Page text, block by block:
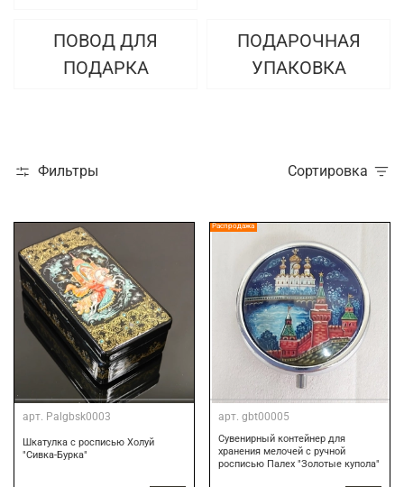
ПОВОД ДЛЯ
ПОДАРКА
ПОДАРОЧНАЯ
УПАКОВКА
Фильтры Сортировка
арт. Palgbsk0003
Шкатулка с росписью Холуй
"Сивка-Бурка"
Распродажа
арт. gbt00005
Сувенирный контейнер для
хранения мелочей с ручной
росписью Палех "Золотые купола"